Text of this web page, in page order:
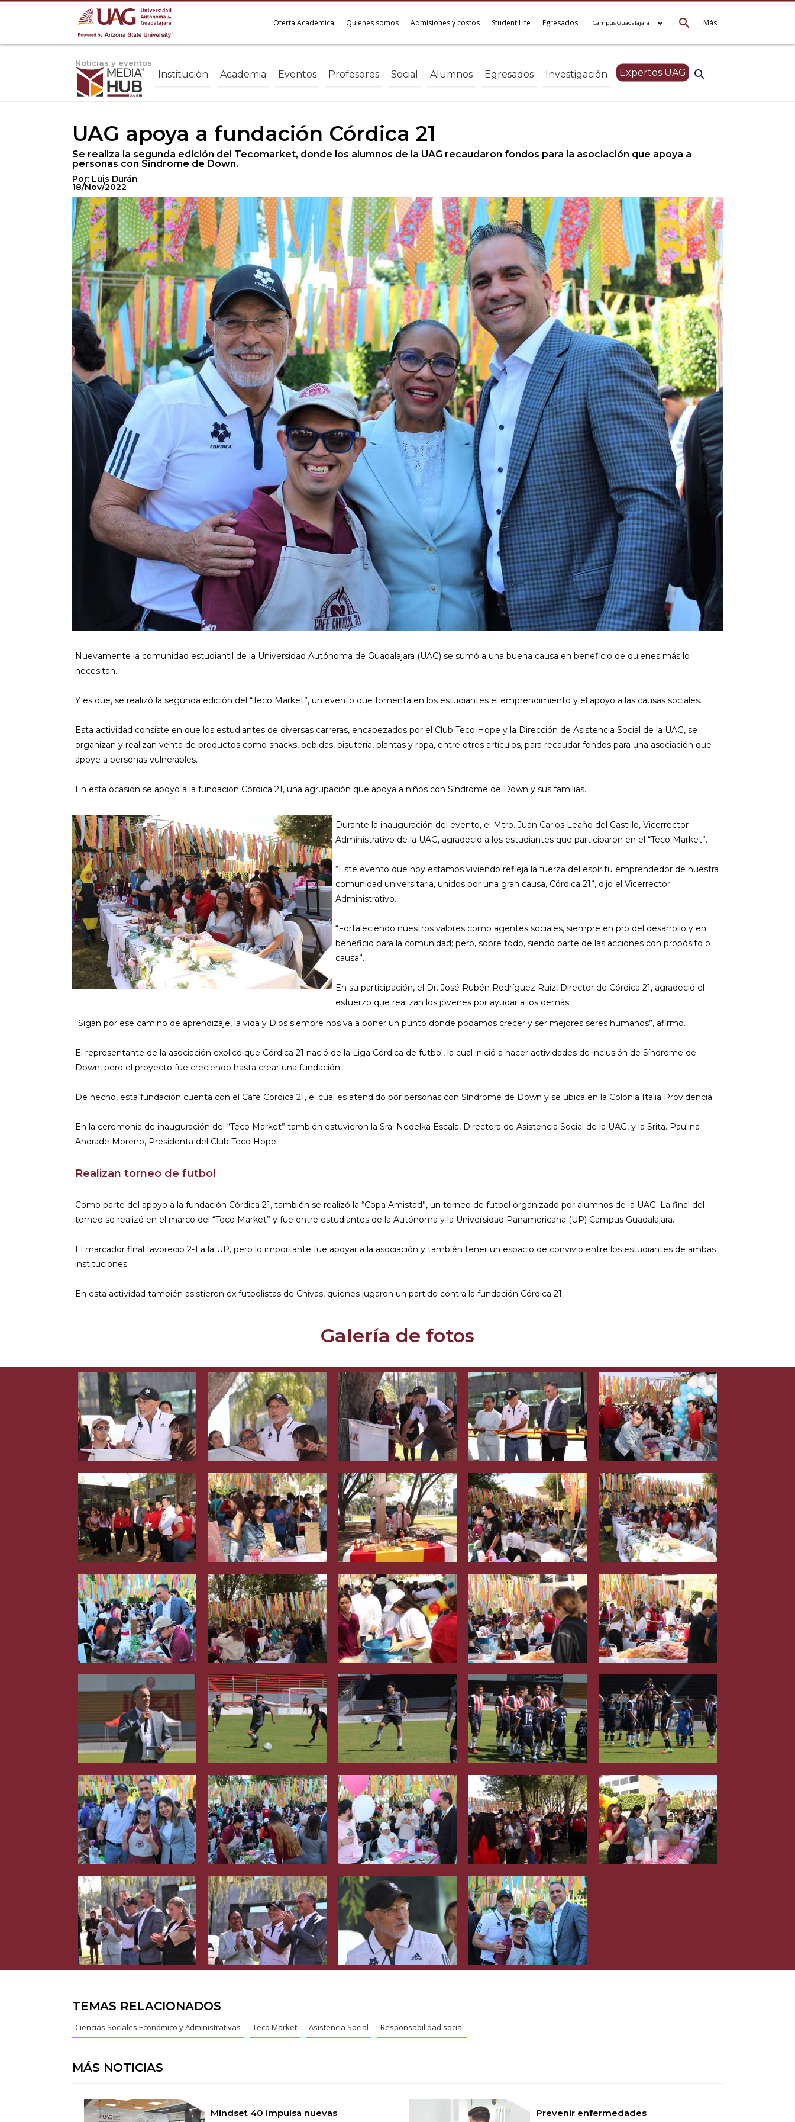
Más
search
Oferta Académica Quiénes somos Admisiones y costos Student Life Egresados
Noticias y eventos
search
Institución Academia Eventos Profesores Social Alumnos Egresados Investigación Expertos UAG
UAG apoya a fundación Córdica 21
Se realiza la segunda edición del Tecomarket, donde los alumnos de la UAG recaudaron fondos para la asociación que apoya a
personas con Síndrome de Down.
Por: Luis Durán
18/Nov/2022
Nuevamente la comunidad estudiantil de la Universidad Autónoma de Guadalajara (UAG) se sumó a una buena causa en beneficio de quienes más lo
necesitan.
Y es que, se realizó la segunda edición del “Teco Market”, un evento que fomenta en los estudiantes el emprendimiento y el apoyo a las causas sociales.
Esta actividad consiste en que los estudiantes de diversas carreras, encabezados por el Club Teco Hope y la Dirección de Asistencia Social de la UAG, se
organizan y realizan venta de productos como snacks, bebidas, bisutería, plantas y ropa, entre otros artículos, para recaudar fondos para una asociación que
apoye a personas vulnerables.
En esta ocasión se apoyó a la fundación Córdica 21, una agrupación que apoya a niños con Síndrome de Down y sus familias.
Durante la inauguración del evento, el Mtro. Juan Carlos Leaño del Castillo, Vicerrector
Administrativo de la UAG, agradeció a los estudiantes que participaron en el “Teco Market”.
“Este evento que hoy estamos viviendo refleja la fuerza del espíritu emprendedor de nuestra
comunidad universitaria, unidos por una gran causa, Córdica 21”, dijo el Vicerrector
Administrativo.
“Fortaleciendo nuestros valores como agentes sociales, siempre en pro del desarrollo y en
beneficio para la comunidad; pero, sobre todo, siendo parte de las acciones con propósito o
causa”.
En su participación, el Dr. José Rubén Rodríguez Ruiz, Director de Córdica 21, agradeció el
esfuerzo que realizan los jóvenes por ayudar a los demás.
“Sigan por ese camino de aprendizaje, la vida y Dios siempre nos va a poner un punto donde podamos crecer y ser mejores seres humanos”, afirmó.
El representante de la asociación explicó que Córdica 21 nació de la Liga Córdica de futbol, la cual inició a hacer actividades de inclusión de Síndrome de
Down, pero el proyecto fue creciendo hasta crear una fundación.
De hecho, esta fundación cuenta con el Café Córdica 21, el cual es atendido por personas con Síndrome de Down y se ubica en la Colonia Italia Providencia.
En la ceremonia de inauguración del “Teco Market” también estuvieron la Sra. Nedelka Escala, Directora de Asistencia Social de la UAG, y la Srita. Paulina
Andrade Moreno, Presidenta del Club Teco Hope.
Realizan torneo de futbol
Como parte del apoyo a la fundación Córdica 21, también se realizó la “Copa Amistad”, un torneo de futbol organizado por alumnos de la UAG. La final del
torneo se realizó en el marco del “Teco Market” y fue entre estudiantes de la Autónoma y la Universidad Panamericana (UP) Campus Guadalajara.
El marcador final favoreció 2-1 a la UP, pero lo importante fue apoyar a la asociación y también tener un espacio de convivio entre los estudiantes de ambas
instituciones.
En esta actividad también asistieron ex futbolistas de Chivas, quienes jugaron un partido contra la fundación Córdica 21.
Galería de fotos
TEMAS RELACIONADOS
Ciencias Sociales Económico y Administrativas Teco Market Asistencia Social Responsabilidad social
MÁS NOTICIAS
Mindset 40 impulsa nuevas Prevenir enfermedades